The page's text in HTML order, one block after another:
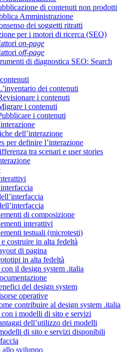
di contenuti non prodotti
Amministrazione
dei soggetti ritratti
per i motori di ricerca (SEO)
on-page
off-page
di diagnostica SEO: Search
dei contenuti
i contenuti
i contenuti
i contenuti
dell’interazione
per definire l’interazione
tra scenari e user stories
di composizione
interattivi
testuali (microtesti)
costruire in alta fedeltà
di pagina
in alta fedeltà
il design system .italia
del design system
operative
contribuire al design system .italia
con i modelli di sito e servizi
dell’utilizzo dei modelli
di sito e servizi disponibili
allo sviluppo